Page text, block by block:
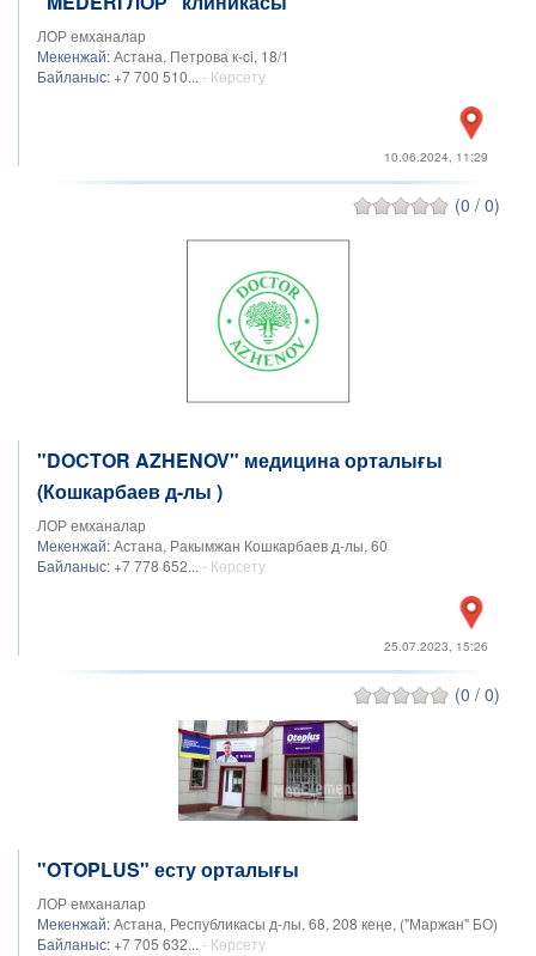
ЛОР емханалар
Мекенжай:Астана, Петрова к-ci, 18/1​
Байланыс: +7 700 510... - Көрсету
10.06.2024, 11:29
(0 / 0)
"DOCTOR AZHENOV" медицина орталығы
(Кошкарбаев д-лы )
ЛОР емханалар
Мекенжай:Астана, Ракымжан Кошкарбаев д-лы, 60
Байланыс: +7 778 652... - Көрсету
25.07.2023, 15:26
(0 / 0)
"OTOPLUS" есту орталығы
ЛОР емханалар
Мекенжай:Астана, Республикасы д-лы, 68, 208 кеңе, ("Маржан" БО)
Байланыс: +7 705 632... - Көрсету